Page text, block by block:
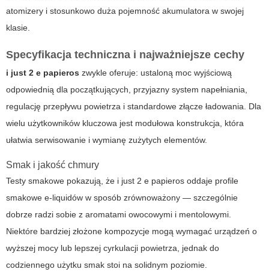
atomizery i stosunkowo duża pojemność akumulatora w swojej
klasie.
Specyfikacja techniczna i najważniejsze cechy
i just 2 e papieros zwykle oferuje: ustaloną moc wyjściową
odpowiednią dla początkujących, przyjazny system napełniania,
regulację przepływu powietrza i standardowe złącze ładowania. Dla
wielu użytkowników kluczowa jest modułowa konstrukcja, która
ułatwia serwisowanie i wymianę zużytych elementów.
Smak i jakość chmury
Testy smakowe pokazują, że i just 2 e papieros oddaje profile
smakowe e-liquidów w sposób zrównoważony — szczególnie
dobrze radzi sobie z aromatami owocowymi i mentolowymi.
Niektóre bardziej złożone kompozycje mogą wymagać urządzeń o
wyższej mocy lub lepszej cyrkulacji powietrza, jednak do
codziennego użytku smak stoi na solidnym poziomie.